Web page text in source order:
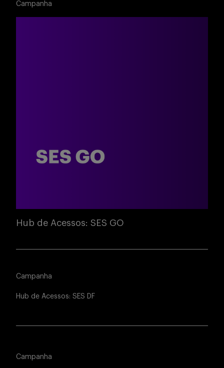
Campanha
Hub de Acessos: SES GO
Campanha
Hub de Acessos: SES DF
Campanha